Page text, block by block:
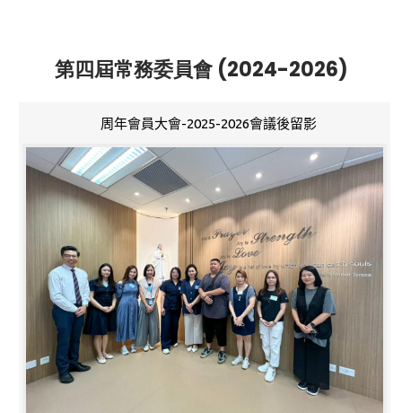
第四屆常務委員會 (2024-2026)
周年會員大會-2025-2026會議後留影